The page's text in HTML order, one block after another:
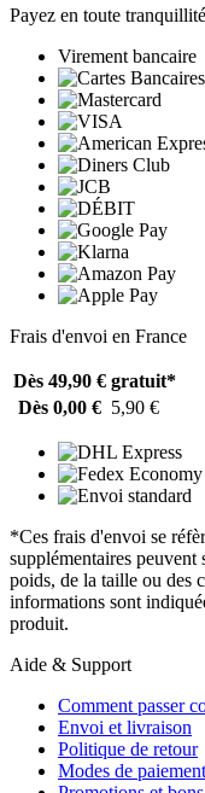
Payez en toute
Virement bancaire
Frais d'envoi en France
Dès 49,90 € gratuit*
Dès 0,00 € 5,90 €
*Ces frais d'envoi se
supplémentaires peuvent
poids, de la taille ou des
informations sont
produit.
Aide & Support
Comment passer
Envoi et livraison
Politique de retour
Modes de paiement